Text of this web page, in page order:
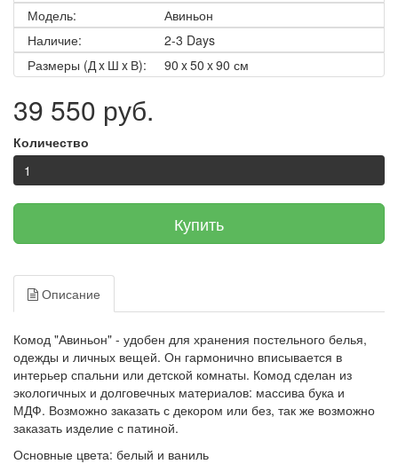
Модель:
Авиньон
Наличие:
2-3 Days
Размеры (Д x Ш x В):
90 x 50 x 90 см
39 550 руб.
Количество
Купить
Описание
Комод "Авиньон" - удобен для хранения постельного белья,
одежды и личных вещей. Он гармонично вписывается в
интерьер спальни или детской комнаты. Комод сделан из
экологичных и долговечных материалов: массива бука и
МДФ. Возможно заказать с декором или без, так же возможно
заказать изделие с патиной.
Основные цвета: белый и ваниль